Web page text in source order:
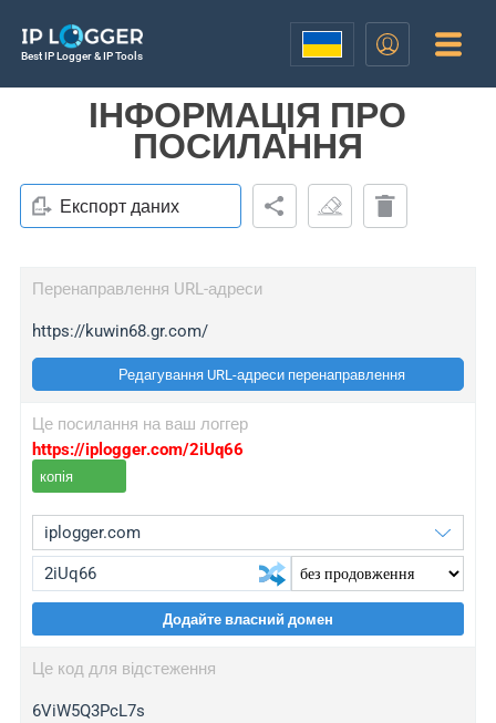
Best IP Logger & IP Tools
ІНФОРМАЦІЯ ПРО
ПОСИЛАННЯ
Експорт даних
Перенаправлення URL-адреси
https://kuwin68.gr.com/
Редагування URL-адреси перенаправлення
Це посилання на ваш логгер
https://iplogger.com/2iUq66
копія
wl.gl
ed.tc
Додайте власний домен
Це код для відстеження
6ViW5Q3PcL7s